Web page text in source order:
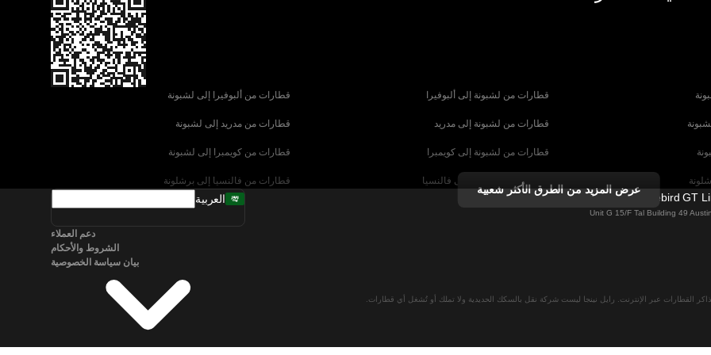
قطارات من لشبونة إلى ألبوفيرا قطارات من ألبوفيرا إلى لشبونة
قطارات من لشبونة إلى مدريد قطارات من مدريد إلى لشبونة
قطارات من لشبونة إلى كويمبرا قطارات من كويمبرا إلى لشبونة
قطارات من برشلونة إلى فالنسيا قطارات من فالنسيا إلى برشلونة
قطارات من إشبيلية إلى برشلونة
قطارات من فيينا إلى سالزبورغ قطارات من سالزبورغ إلى فيينا
عرض المزيد من الطرق الأكثر شعبية
Firebird GT
Unit G 15/F Tal Building 49
القطارات عبر الإنترنت. رايل نينجا ليست شركة نقل بالسكك الحديدية ولا تملك أو تُشغل أي قطارات.
العربية
دعم العملاء
الشروط والأحكام
بيان سياسة الخصوصية